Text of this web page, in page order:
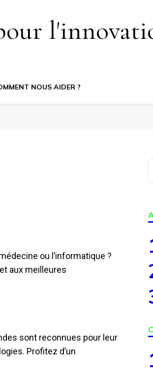
NOUS AIDER ?
ou l’informatique ?
aux meilleures
sont reconnues pour leur
Profitez d’un